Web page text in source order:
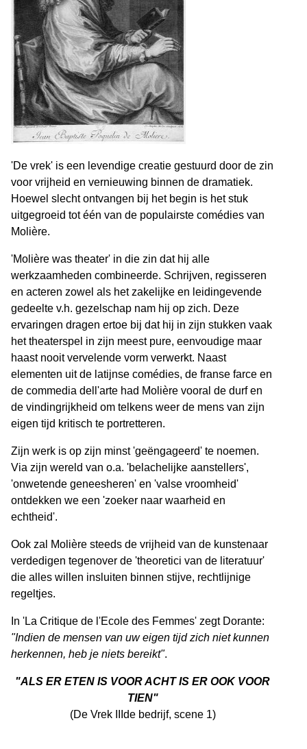
'De vrek' is een levendige creatie gestuurd door de zin
voor vrijheid en vernieuwing binnen de dramatiek.
Hoewel slecht ontvangen bij het begin is het stuk
uitgegroeid tot één van de populairste comédies van
Molière.
'Molière was theater' in die zin dat hij alle
werkzaamheden combineerde. Schrijven, regisseren
en acteren zowel als het zakelijke en leidingevende
gedeelte v.h. gezelschap nam hij op zich. Deze
ervaringen dragen ertoe bij dat hij in zijn stukken vaak
het theaterspel in zijn meest pure, eenvoudige maar
haast nooit vervelende vorm verwerkt. Naast
elementen uit de latijnse comédies, de franse farce en
de commedia dell'arte had Molière vooral de durf en
de vindingrijkheid om telkens weer de mens van zijn
eigen tijd kritisch te portretteren.
Zijn werk is op zijn minst 'geëngageerd' te noemen.
Via zijn wereld van o.a. 'belachelijke aanstellers',
'onwetende geneesheren' en 'valse vroomheid'
ontdekken we een 'zoeker naar waarheid en
echtheid'.
Ook zal Molière steeds de vrijheid van de kunstenaar
verdedigen tegenover de 'theoretici van de literatuur'
die alles willen insluiten binnen stijve, rechtlijnige
regeltjes.
In 'La Critique de l'Ecole des Femmes' zegt Dorante:
"Indien de mensen van uw eigen tijd zich niet kunnen
herkennen, heb je niets bereikt".
"ALS ER ETEN IS VOOR ACHT IS ER OOK VOOR
TIEN"
(De Vrek IIIde bedrijf, scene 1)